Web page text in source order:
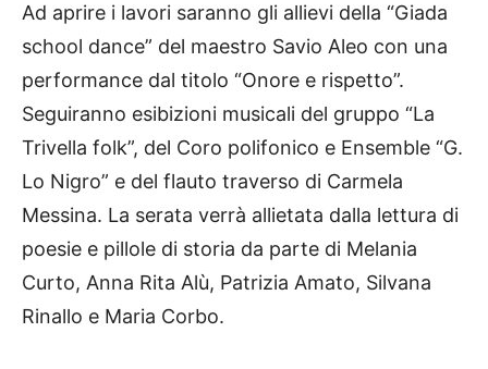
Ad aprire i lavori saranno gli allievi della “Giada
school dance” del maestro Savio Aleo con una
performance dal titolo “Onore e rispetto”.
Seguiranno esibizioni musicali del gruppo “La
Trivella folk”, del Coro polifonico e Ensemble “G.
Lo Nigro” e del flauto traverso di Carmela
Messina. La serata verrà allietata dalla lettura di
poesie e pillole di storia da parte di Melania
Curto, Anna Rita Alù, Patrizia Amato, Silvana
Rinallo e Maria Corbo.